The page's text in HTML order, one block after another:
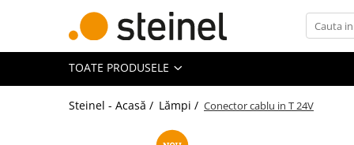
Toate Produsele
Lămpi
TOATE PRODUSELE
Steinel - Acasă / Lămpi / Conector cablu in T 24V